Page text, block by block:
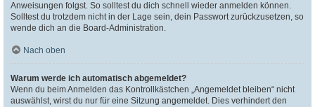
Anweisungen folgst. So solltest du dich schnell wieder anmelden können.
Solltest du trotzdem nicht in der Lage sein, dein Passwort zurückzusetzen, so
wende dich an die Board-Administration.
Nach oben
Warum werde ich automatisch abgemeldet?
Wenn du beim Anmelden das Kontrollkästchen „Angemeldet bleiben“ nicht
auswählst, wirst du nur für eine Sitzung angemeldet. Dies verhindert den